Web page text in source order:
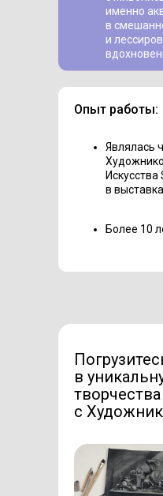
Являлась
в
Более 10
Опыт работы:
именно
в
и
в
с